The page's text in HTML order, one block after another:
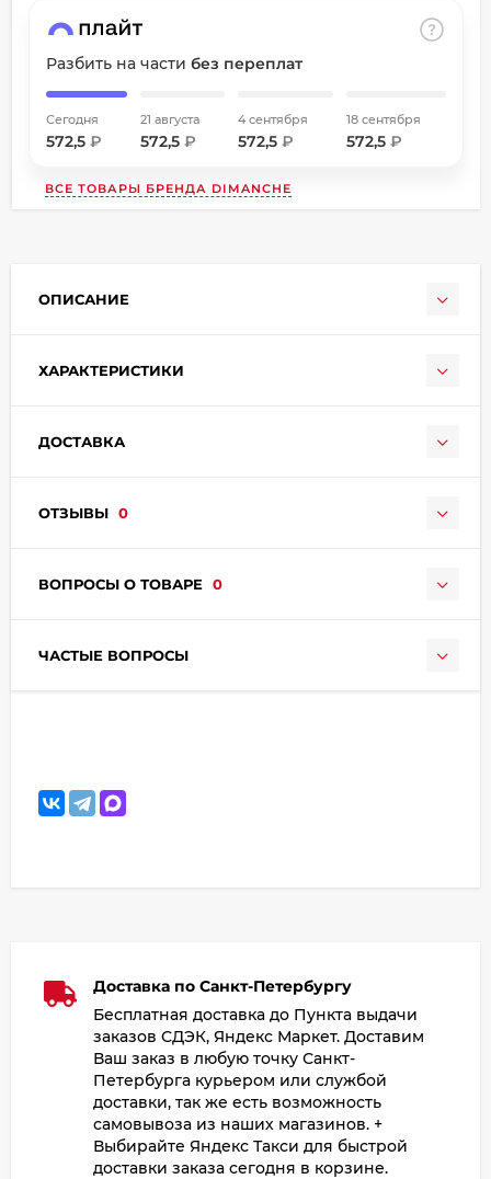
Разбить на части без переплат
Сегодня
572,5 ₽
21 августа
572,5 ₽
4 сентября
572,5 ₽
18 сентября
572,5 ₽
ВСЕ ТОВАРЫ БРЕНДА DIMANCHE
ОПИСАНИЕ
ХАРАКТЕРИСТИКИ
ДОСТАВКА
ОТЗЫВЫ 0
ВОПРОСЫ О ТОВАРЕ 0
ЧАСТЫЕ ВОПРОСЫ
25
2 недели
раз в 2 недели
8 800 302-02-51
Доставка по Санкт-Петербургу
Бесплатная доставка до Пункта выдачи
заказов СДЭК, Яндекс Маркет. Доставим
Ваш заказ в любую точку Санкт-
Петербурга курьером или службой
доставки, так же есть возможность
самовывоза из наших магазинов. +
Выбирайте Яндекс Такси для быстрой
доставки заказа сегодня в корзине.